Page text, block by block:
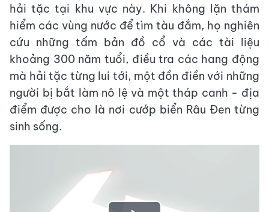
hải tặc tại khu vực này. Khi không lặn thám
hiểm các vùng nước để tìm tàu đắm, họ nghiên
cứu những tấm bản đồ cổ và các tài liệu
khoảng 300 năm tuổi, điều tra các hang động
mà hải tặc từng lui tới, một đồn điền với những
người bị bắt làm nô lệ và một tháp canh - địa
điểm được cho là nơi cướp biển Râu Đen từng
sinh sống.